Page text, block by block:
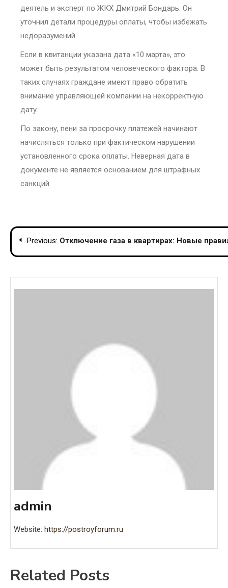
деятель и эксперт по ЖКХ Дмитрий Бондарь. Он
уточнил детали процедуры оплаты, чтобы избежать
недоразумений.
Если в квитанции указана дата «10 марта», это
может быть результатом человеческого фактора. В
таких случаях граждане имеют право обратить
внимание управляющей компании на некорректную
дату.
По закону, пени за просрочку платежей начинают
начисляться только при фактическом нарушении
установленного срока оплаты. Неверная дата в
документе не является основанием для штрафных
санкций.
Post
navigation
Previous: Отключение газа в квартирах: Новые
admin
Website: https://postroyforum.ru
Related Posts